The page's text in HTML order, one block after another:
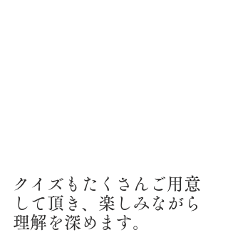
クイズもたくさんご用意
して頂き、楽しみながら
理解を深めます。